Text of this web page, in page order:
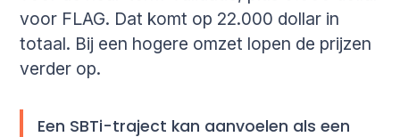
voor FLAG. Dat komt op 22.000 dollar in
totaal. Bij een hogere omzet lopen de prijzen
verder op.
Een SBTi-traject kan aanvoelen als een